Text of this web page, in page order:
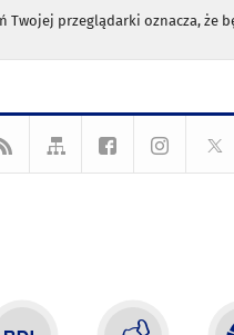
przeglądarki oznacza, że